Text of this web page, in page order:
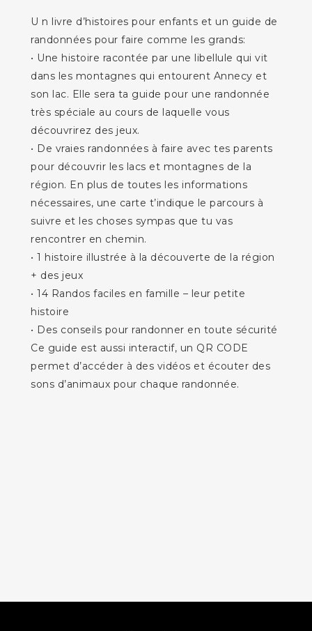
U n livre d’histoires pour enfants et un guide de
randonnées pour faire comme les grands:
• Une histoire racontée par une libellule qui vit
dans les montagnes qui entourent Annecy et
son lac. Elle sera ta guide pour une randonnée
très spéciale au cours de laquelle vous
découvrirez des jeux.
• De vraies randonnées à faire avec tes parents
pour découvrir les lacs et montagnes de la
région. En plus de toutes les informations
nécessaires, une carte t’indique le parcours à
suivre et les choses sympas que tu vas
rencontrer en chemin.
• 1 histoire illustrée à la découverte de la région
+ des jeux
• 14 Randos faciles en famille – leur petite
histoire
• Des conseils pour randonner en toute sécurité
Ce guide est aussi interactif, un QR CODE
permet d’accéder à des vidéos et écouter des
sons d’animaux pour chaque randonnée.